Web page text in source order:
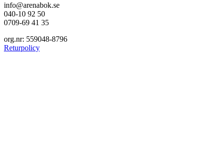
info@arenabok.se
040-10 92 50
0709-69 41 35
org.nr: 559048-8796
Returpolicy